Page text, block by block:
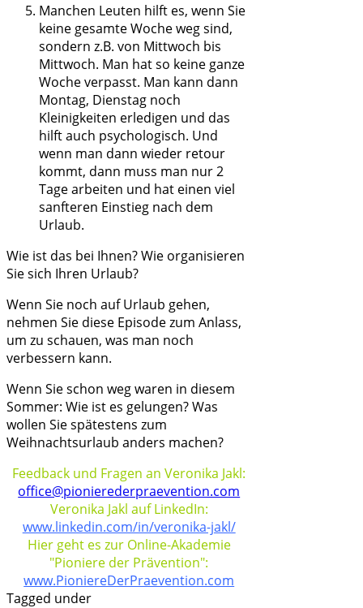
Manchen Leuten hilft es, wenn Sie
keine gesamte Woche weg sind,
sondern z.B. von Mittwoch bis
Mittwoch. Man hat so keine ganze
Woche verpasst. Man kann dann
Montag, Dienstag noch
Kleinigkeiten erledigen und das
hilft auch psychologisch. Und
wenn man dann wieder retour
kommt, dann muss man nur 2
Tage arbeiten und hat einen viel
sanfteren Einstieg nach dem
Urlaub.
Wie ist das bei Ihnen? Wie organisieren
Sie sich Ihren Urlaub?
Wenn Sie noch auf Urlaub gehen,
nehmen Sie diese Episode zum Anlass,
um zu schauen, was man noch
verbessern kann.
Wenn Sie schon weg waren in diesem
Sommer: Wie ist es gelungen? Was
wollen Sie spätestens zum
Weihnachtsurlaub anders machen?
Feedback und Fragen an Veronika Jakl:
office@pionierederpraevention.com
Veronika Jakl auf LinkedIn:
www.linkedin.com/in/veronika-jakl/
Hier geht es zur Online-Akademie
"Pioniere der Prävention":
www.PioniereDerPraevention.com
Tagged under